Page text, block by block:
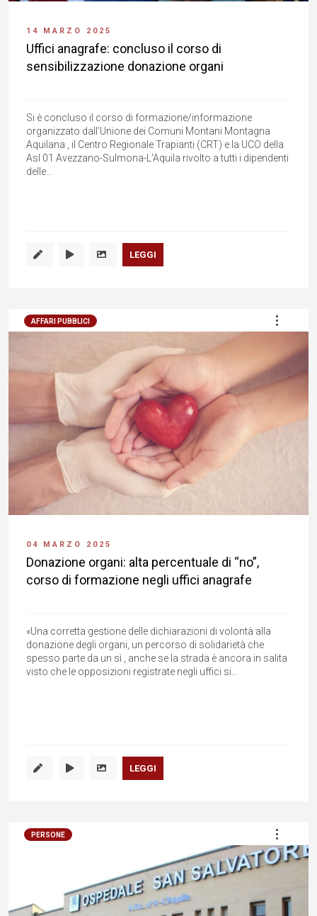
14 MARZO 2025
Uffici anagrafe: concluso il corso di
sensibilizzazione donazione organi
Si è concluso il corso di formazione/informazione
organizzato dall'Unione dei Comuni Montani Montagna
Aquilana , il Centro Regionale Trapianti (CRT) e la UCO della
Asl 01 Avezzano-Sulmona-L'Aquila rivolto a tutti i dipendenti
delle...
LEGGI
AFFARI PUBBLICI
04 MARZO 2025
Donazione organi: alta percentuale di “no”,
corso di formazione negli uffici anagrafe
«Una corretta gestione delle dichiarazioni di volontà alla
donazione degli organi, un percorso di solidarietà che
spesso parte da un sì , anche se la strada è ancora in salita
visto che le opposizioni registrate negli uffici si...
LEGGI
PERSONE